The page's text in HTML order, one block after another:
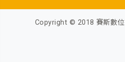
Copyright © 2018 賽斯數位